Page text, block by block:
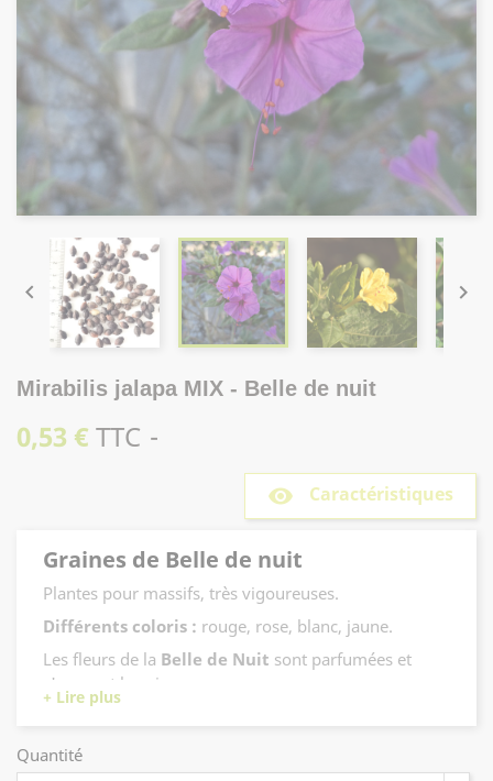
 
Mirabilis jalapa MIX - Belle de nuit
0,53 €TTC
remove_red_eye Caractéristiques
Graines de Belle de nuit
Plantes pour massifs, très vigoureuses.
Différents coloris : rouge, rose, blanc, jaune.
Les fleurs de la Belle de Nuit sont parfumées et
s'ouvrent le soir.
Les racines ont des vertus médicinales.
Quantité